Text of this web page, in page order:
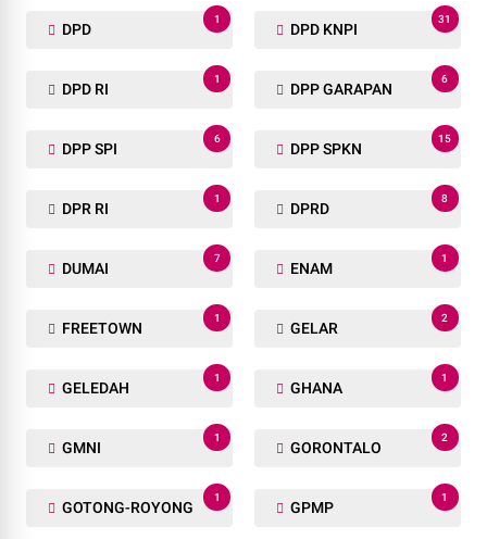
DPD
1
DPD KNPI
31
DPD RI
1
DPP GARAPAN
6
DPP SPI
6
DPP SPKN
15
DPR RI
1
DPRD
8
DUMAI
7
ENAM
1
FREETOWN
1
GELAR
2
GELEDAH
1
GHANA
1
GMNI
1
GORONTALO
2
GOTONG-ROYONG
1
GPMP
1